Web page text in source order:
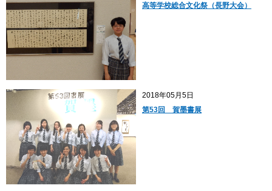
高等学校総合文化祭（長野大会）
2018年05月5日
第53回 賀墨書展